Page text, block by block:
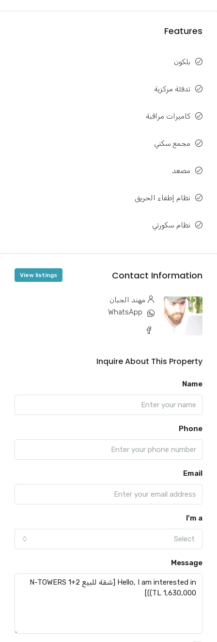
Features
بلكون
تدفئة مركزية
كاميرات مراقبة
مجمع سكني
مصعد
نظام إطفاء الحريق
نظام سكورتي
Contact Information
View listings
مهند الجبان
WhatsApp
Inquire About This Property
Name
Phone
Email
I'm a
Select
Message